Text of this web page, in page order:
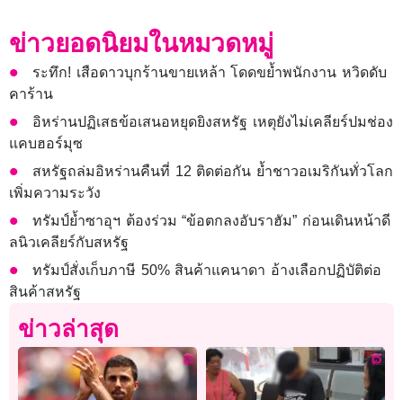
ข่าวยอดนิยมในหมวดหมู่
ระทึก! เสือดาวบุกร้านขายเหล้า โดดขย้ำพนักงาน หวิดดับ
คาร้าน
อิหร่านปฏิเสธข้อเสนอหยุดยิงสหรัฐ เหตุยังไม่เคลียร์ปมช่อง
แคบฮอร์มุซ
สหรัฐถล่มอิหร่านคืนที่ 12 ติดต่อกัน ย้ำชาวอเมริกันทั่วโลก
เพิ่มความระวัง
ทรัมป์ย้ำซาอุฯ ต้องร่วม “ข้อตกลงอับราฮัม” ก่อนเดินหน้าดี
ลนิวเคลียร์กับสหรัฐ
ทรัมป์สั่งเก็บภาษี 50% สินค้าแคนาดา อ้างเลือกปฏิบัติต่อ
สินค้าสหรัฐ
ข่าวล่าสุด